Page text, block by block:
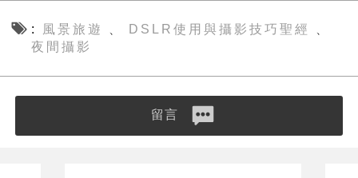
風景旅遊 DSLR使用與攝影技巧聖經
夜間攝影
留言